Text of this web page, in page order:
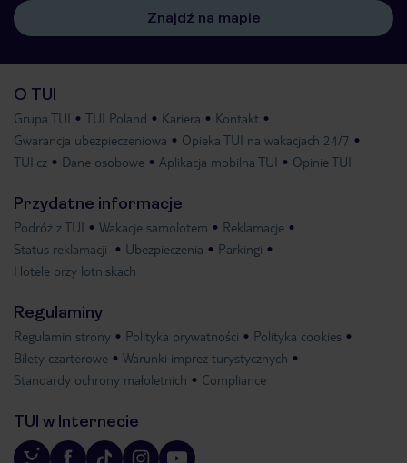
Znajdź na mapie
O TUI
Grupa TUI TUI Poland Kariera
Kontakt
Gwarancja ubezpieczeniowa
Opieka TUI na wakacjach 24/7
TUI.cz
Dane osobowe Aplikacja mobilna TUI Opinie TUI
Przydatne informacje
Podróż z TUI Wakacje samolotem
Reklamacje
Status reklamacji
Ubezpieczenia
Parkingi
Hotele przy lotniskach
Regulaminy
Regulamin strony Polityka prywatności
Polityka cookies
Bilety czarterowe
Warunki imprez turystycznych
Standardy ochrony małoletnich
Compliance
TUI w Internecie